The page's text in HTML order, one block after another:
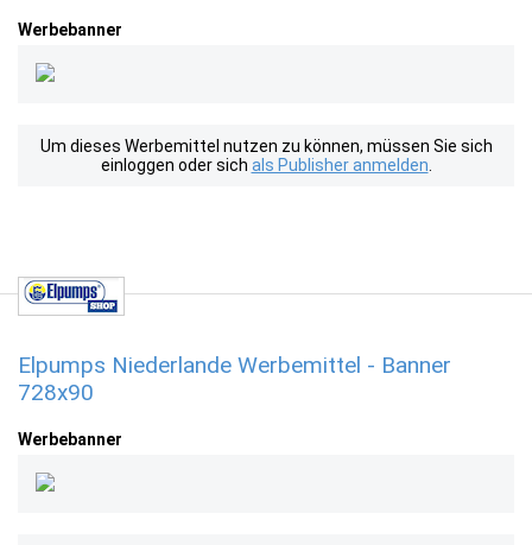
Werbebanner
Um dieses Werbemittel nutzen zu können, müssen Sie sich
einloggen oder sich als Publisher anmelden
Elpumps Niederlande Werbemittel - Banner
728x90
Werbebanner